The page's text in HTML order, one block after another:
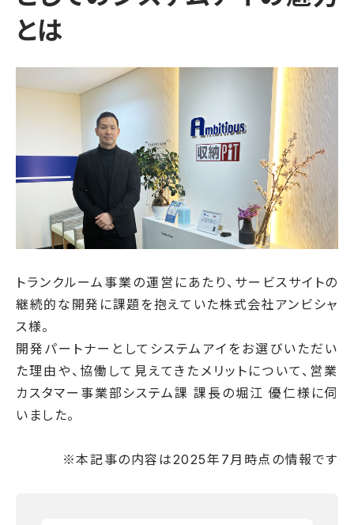
とは
トランクルーム事業の運営にあたり、サービスサイトの
継続的な開発に課題を抱えていた株式会社アンビシャ
ス様。
開発パートナーとしてシステムアイをお選びいただい
た理由や、協働して見えてきたメリットについて、営業
カスタマー事業部システム課 課長の堀江 優仁様に伺
いました。
※本記事の内容は2025年7月時点の情報です